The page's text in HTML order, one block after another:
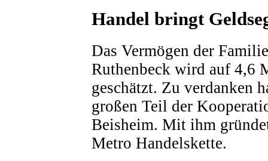
Handel bringt
Das Vermögen der
Ruthenbeck wird auf 4,6
geschätzt. Zu verdanken
großen Teil der
Beisheim. Mit ihm
Metro Handelskette.